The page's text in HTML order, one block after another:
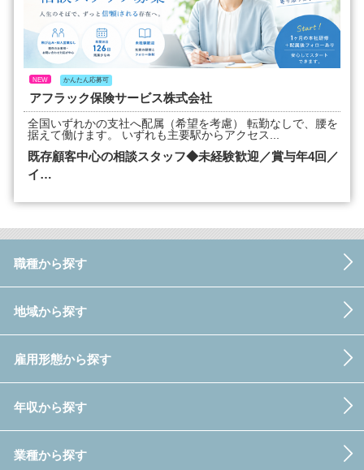
NEW かんたん応募可
アフラック保険サービス株式会社
全国いずれかの支社へ配属（希望を考慮） 転勤なしで、腰を
据えて働けます。 いずれも主要駅からアクセス...
既存顧客中心の相談スタッフ◆未経験歓迎／賞与年4回／
イ…
職種から探す
地域から探す
雇用形態から探す
年収から探す
業種から探す